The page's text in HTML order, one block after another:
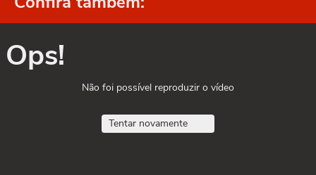
Ops!
Não foi possível reproduzir o vídeo
Tentar novamente